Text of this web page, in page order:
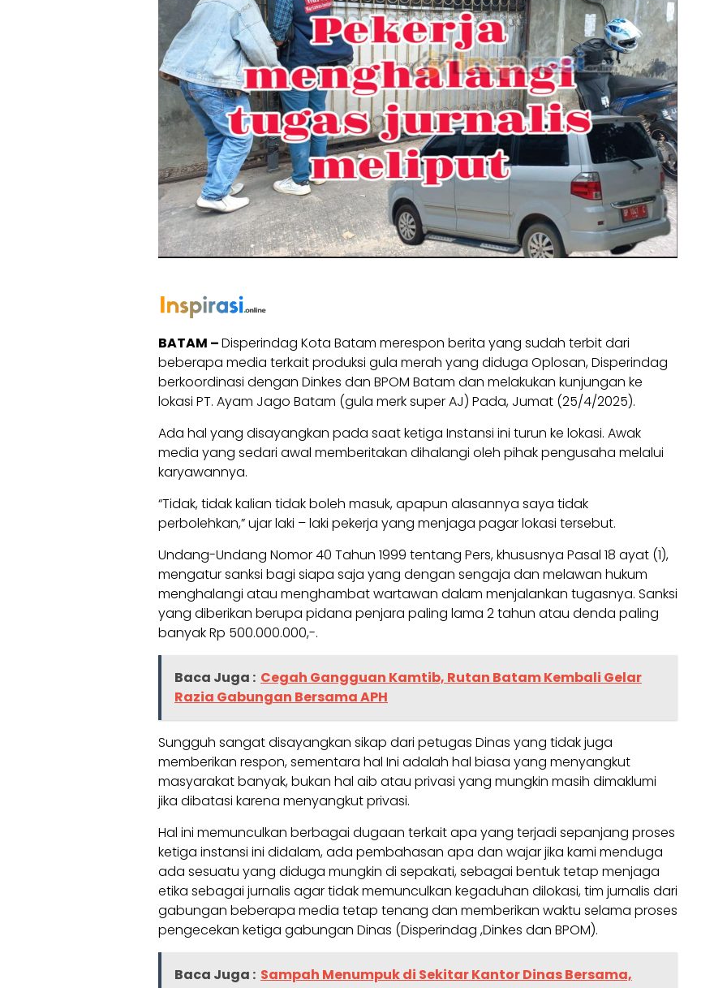
BATAM –Disperindag Kota Batam merespon berita yang sudah terbit dari
beberapa media terkait produksi gula merah yang diduga Oplosan, Disperindag
berkoordinasi dengan Dinkes dan BPOM Batam dan melakukan kunjungan ke
lokasi PT. Ayam Jago Batam (gula merk super AJ) Pada, Jumat (25/4/2025).
Ada hal yang disayangkan pada saat ketiga Instansi ini turun ke lokasi. Awak
media yang sedari awal memberitakan dihalangi oleh pihak pengusaha melalui
karyawannya.
“Tidak, tidak kalian tidak boleh masuk, apapun alasannya saya tidak
perbolehkan,” ujar laki – laki pekerja yang menjaga pagar lokasi tersebut.
Undang-Undang Nomor 40 Tahun 1999 tentang Pers, khususnya Pasal 18 ayat (1),
mengatur sanksi bagi siapa saja yang dengan sengaja dan melawan hukum
menghalangi atau menghambat wartawan dalam menjalankan tugasnya. Sanksi
yang diberikan berupa pidana penjara paling lama 2 tahun atau denda paling
banyak Rp 500.000.000,-.
Baca Juga : Cegah Gangguan Kamtib, Rutan Batam Kembali Gelar
Razia Gabungan Bersama APH
Sungguh sangat disayangkan sikap dari petugas Dinas yang tidak juga
memberikan respon, sementara hal Ini adalah hal biasa yang menyangkut
masyarakat banyak, bukan hal aib atau privasi yang mungkin masih dimaklumi
jika dibatasi karena menyangkut privasi.
Hal ini memunculkan berbagai dugaan terkait apa yang terjadi sepanjang proses
ketiga instansi ini didalam, ada pembahasan apa dan wajar jika kami menduga
ada sesuatu yang diduga mungkin di sepakati, sebagai bentuk tetap menjaga
etika sebagai jurnalis agar tidak memunculkan kegaduhan dilokasi, tim jurnalis dari
gabungan beberapa media tetap tenang dan memberikan waktu selama proses
pengecekan ketiga gabungan Dinas (Disperindag ,Dinkes dan BPOM).
Baca Juga : Sampah Menumpuk di Sekitar Kantor Dinas Bersama,